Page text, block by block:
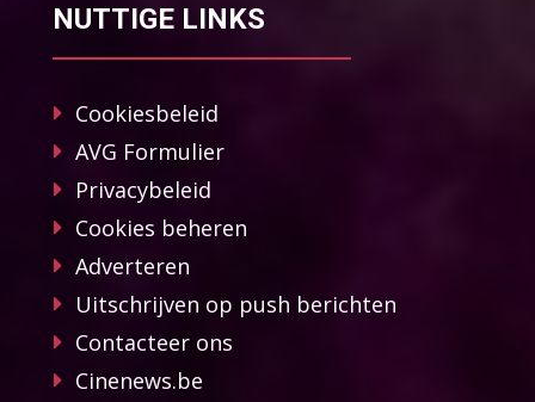
NUTTIGE LINKS
Cookiesbeleid
AVG Formulier
Privacybeleid
Cookies beheren
Adverteren
Uitschrijven op push berichten
Contacteer ons
Cinenews.be